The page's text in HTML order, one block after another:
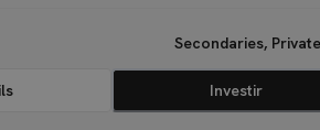
Secondaries,
Investir